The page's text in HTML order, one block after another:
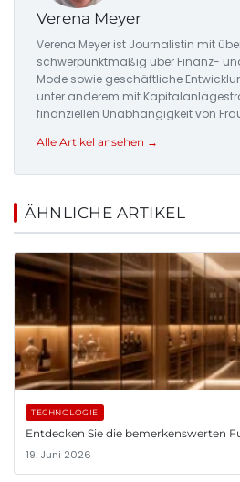
Verena Meyer
Verena Meyer ist Journalistin mit
schwerpunktmäßig über Finanz-
Mode sowie geschäftliche
unter anderem mit
finanziellen Unabhängigkeit von
Alle Artikel ansehen →
ÄHNLICHE ARTIKEL
TECHNOLOGIE
Entdecken Sie die bemerkenswerten
19. Juni 2026